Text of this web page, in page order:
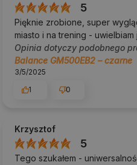
5
Pięknie zrobione, super
miasto i na trening - uwielbiam
Opinia dotyczy podobnego
Balance GM500EB2 – czarne
3/5/2025
1
0
Krzysztof
5
Tego szukałem -